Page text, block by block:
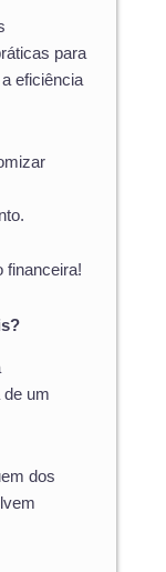
para
eficiência
financeira!
de um
dos